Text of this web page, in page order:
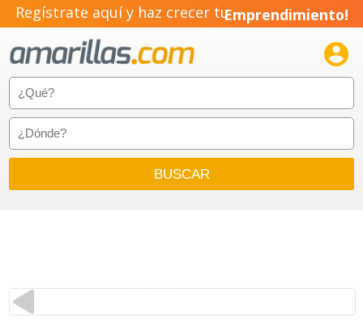
Regístrate aquí y haz crecer tuEmprendimiento!
